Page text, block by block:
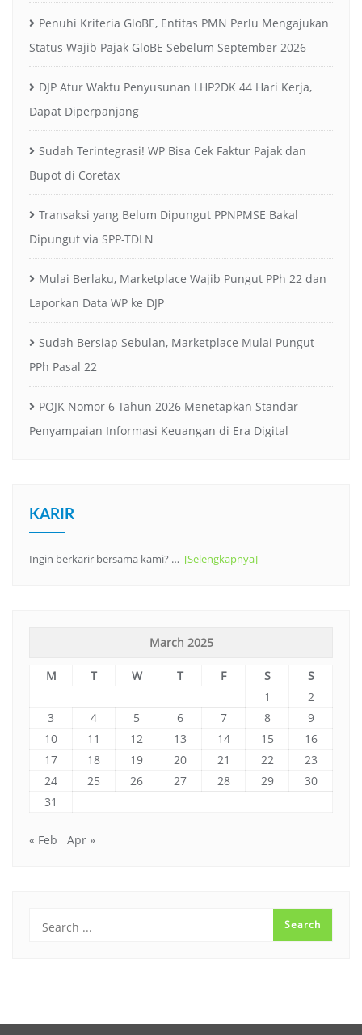
Penuhi Kriteria GloBE, Entitas PMN Perlu Mengajukan
Status Wajib Pajak GloBE Sebelum September 2026
DJP Atur Waktu Penyusunan LHP2DK 44 Hari Kerja,
Dapat Diperpanjang
Sudah Terintegrasi! WP Bisa Cek Faktur Pajak dan
Bupot di Coretax
Transaksi yang Belum Dipungut PPNPMSE Bakal
Dipungut via SPP-TDLN
Mulai Berlaku, Marketplace Wajib Pungut PPh 22 dan
Laporkan Data WP ke DJP
Sudah Bersiap Sebulan, Marketplace Mulai Pungut
PPh Pasal 22
POJK Nomor 6 Tahun 2026 Menetapkan Standar
Penyampaian Informasi Keuangan di Era Digital
KARIR
Ingin berkarir bersama kami? … [Selengkapnya]
March 2025
M T W T F S
S
1
2
3
4 5 6 7 8
9
10
11 12 13 14 15
16
17
18 19 20 21 22
23
24
25 26 27 28 29
30
31
« Feb Apr »